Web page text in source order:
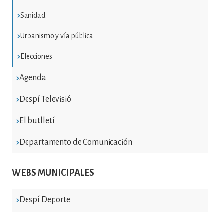
Sanidad
Urbanismo y vía pública
Elecciones
Agenda
Despí Televisió
El butlletí
Departamento de Comunicación
WEBS MUNICIPALES
Despí Deporte